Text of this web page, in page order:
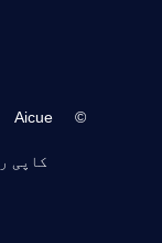
©
Aicue
کاپی